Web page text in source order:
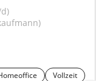
Vollzeit